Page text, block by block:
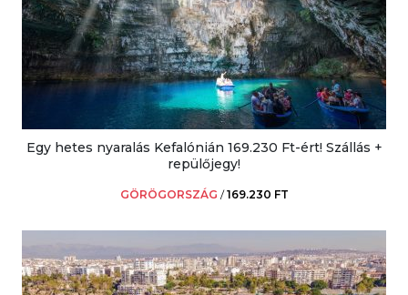
Egy hetes nyaralás Kefalónián 169.230 Ft-ért! Szállás +
repülőjegy!
GÖRÖGORSZÁG /169.230 FT